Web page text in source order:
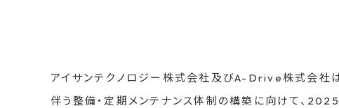
アイサンテクノロジー株式会社及びA-Drive株式会社
伴う整備・定期メンテナンス体制の構築に向けて、